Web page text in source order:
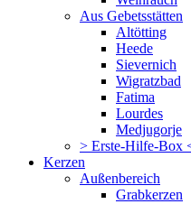
Aus Gebetsstätten
Altötting
Heede
Sievernich
Wigratzbad
Fatima
Lourdes
Medjugorje
> Erste-Hilfe-Box
Kerzen
Außenbereich
Grabkerzen